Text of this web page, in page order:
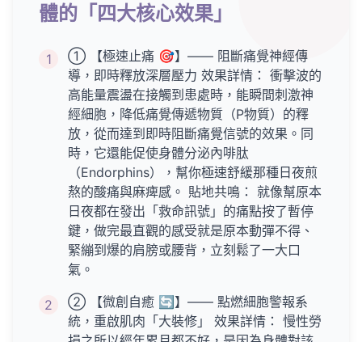
體的「四大核心效果」
1
① 【極速止痛 🎯】—— 阻斷痛覺神經傳
導，即時釋放深層壓力 效果詳情： 衝擊波的
高能量震盪在接觸到患處時，能瞬間刺激神
經細胞，降低痛覺傳遞物質（P物質）的釋
放，從而達到即時阻斷痛覺信號的效果。同
時，它還能促使身體分泌內啡肽
（Endorphins），幫你極速舒緩那種日夜煎
熬的酸痛與麻痺感。 貼地共鳴： 就像幫原本
日夜都在發出「救命訊號」的痛點按了暫停
鍵，做完最直觀的感受就是原本動彈不得、
緊繃到爆的肩膀或腰背，立刻鬆了一大口
氣。
2
② 【微創自癒 🔄】—— 點燃細胞警報系
統，重啟肌肉「大裝修」 效果詳情： 慢性勞